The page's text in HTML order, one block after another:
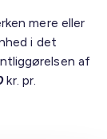
mere eller
i det
af
kr. pr.